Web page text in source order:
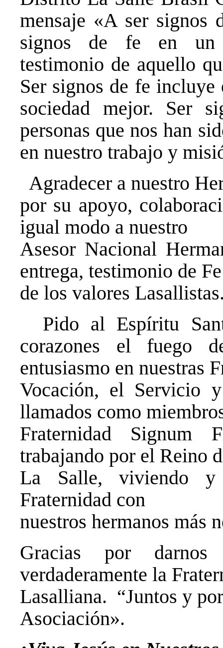
mensaje «A ser signos
signos de fe en un
testimonio de aquello
Ser signos de fe incluye
sociedad mejor. Ser
personas que nos han
en nuestro trabajo y
Agradecer a nuestro
por su apoyo,
igual modo a nuestro
Asesor Nacional
entrega, testimonio de
de los valores
Pido al Espíritu
corazones el fuego
entusiasmo en nuestras
Vocación, el Servicio
llamados como
Fraternidad Signum
trabajando por el Reino
La Salle, viviendo y
Fraternidad con
nuestros hermanos más
Gracias por
verdaderamente la
Lasalliana. “Juntos y por
Asociación».